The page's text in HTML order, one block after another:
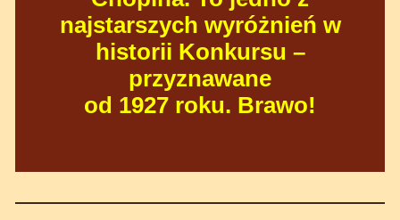
najstarszych wyróżnień w
historii Konkursu –
przyznawane
od 1927 roku. Brawo!